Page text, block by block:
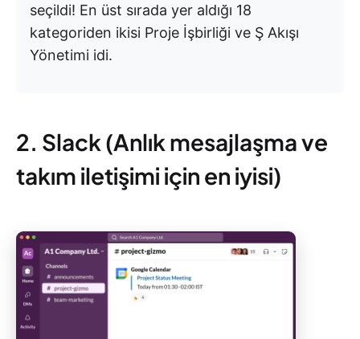
seçildi! En üst sırada yer aldığı 18
kategoriden ikisi Proje İşbirliği ve Ş Akışı
Yönetimi idi.
2. Slack (Anlık mesajlaşma ve
takım iletişimi için en iyisi)